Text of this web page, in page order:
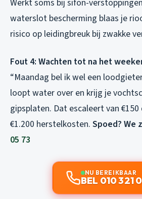
Werkt soms bij sifon-
waterslot bescherming blaas je
risico op leidingbreuk bij zwakke
Fout 4: Wachten tot na het
“Maandag bel ik wel een
loopt water over en krijg je
gipsplaten. Dat escaleert van
€1.200 herstelkosten. Spoed? We
05 73
NU BEREIKBAAR
BEL 010 321